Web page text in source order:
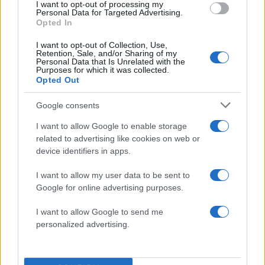
I want to opt-out of processing my
Personal Data for Targeted Advertising.
Opted In
I want to opt-out of Collection, Use,
Retention, Sale, and/or Sharing of my
Personal Data that Is Unrelated with the
Purposes for which it was collected.
Opted Out
Google consents
I want to allow Google to enable storage
related to advertising like cookies on web or
device identifiers in apps.
I want to allow my user data to be sent to
Google for online advertising purposes.
I want to allow Google to send me
personalized advertising.
Μεταφορών και Δικτύων της Ελληνικής
Δημοκρατίας και του Υπουργού Μεταφορών και
Επικοινωνιών της Δημοκρατίας της Τουρκίας για
την Ανάπτυξη της Συνεργασίας στον τομέα των
οδικών μεταφορών.
· Κοινή Διακήρυξη του Υπουργού Υποδομών,
Μεταφορών και Δικτύων της Ελληνικής
Δημοκρατίας και του Υπουργού Μεταφορών και
τους τομείς της πληροφορικής, των τεχνολογιών
επικοινωνίας και των ταχυδρομικών υπηρεσιών.
· Κοινή Διακήρυξη για ζητήματα Παράνομης
Εγκλήματος, Διακίνησης Ναρκωτικών και